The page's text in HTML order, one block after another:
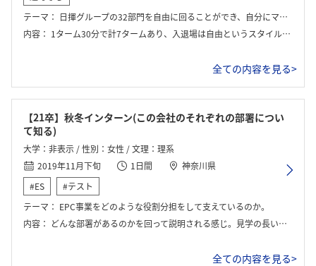
テーマ： 日揮グループの32部門を自由に回ることができ、自分にマッチした部署を探す
内容： 1ターム30分で計7タームあり、入退場は自由というスタイルだった。興味がある部門以外も気楽に回れるのがよかった。
全ての内容を見る>
【21卒】秋冬インターン(この会社のそれぞれの部署につい
て知る)
大学：非表示 / 性別：女性 / 文理：理系
2019年11月下旬
1日間
神奈川県
#ES
#テスト
テーマ： EPC事業をどのような役割分担をして支えているのか。
内容： どんな部署があるのかを回って説明される感じ。見学の長いバージョンな印象。また、その後詳細の書かれた資料（20種類くらい）ももらうことができた。
全ての内容を見る>